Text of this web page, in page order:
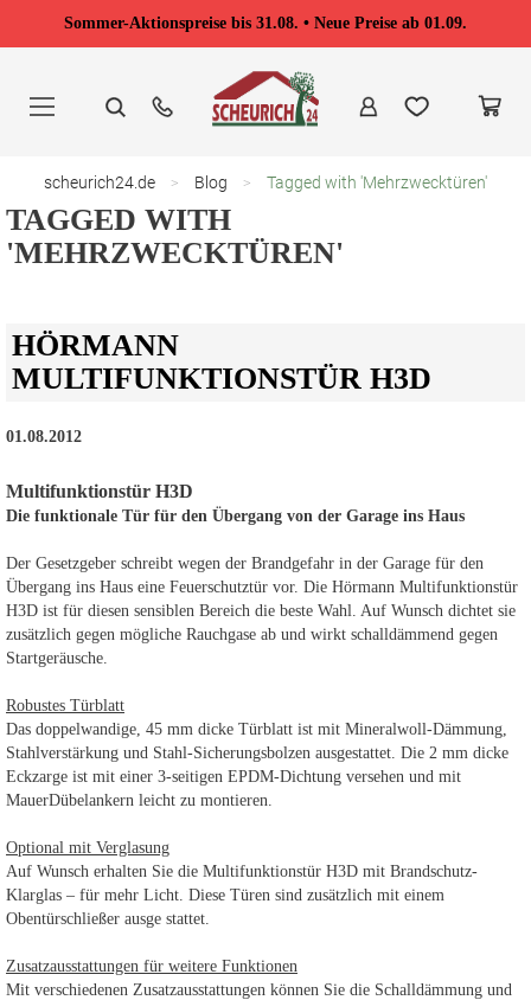
Sommer-Aktionspreise bis 31.08. • Neue Preise ab 01.09.
springen
scheurich24.de Blog Tagged with 'Mehrzwecktüren'
TAGGED WITH
'MEHRZWECKTÜREN'
HÖRMANN
MULTIFUNKTIONSTÜR H3D
01.08.2012
Multifunktionstür H3D
Die funktionale Tür für den Übergang von der Garage ins Haus
Der Gesetzgeber schreibt wegen der Brandgefahr in der Garage für den
Übergang ins Haus eine Feuerschutztür vor. Die Hörmann Multifunktionstür
H3D ist für diesen sensiblen Bereich die beste Wahl. Auf Wunsch dichtet sie
zusätzlich gegen mögliche Rauchgase ab und wirkt schalldämmend gegen
Startgeräusche.
Robustes Türblatt
Das doppelwandige, 45 mm dicke Türblatt ist mit Mineralwoll-Dämmung,
Stahlverstärkung und Stahl-Sicherungsbolzen ausgestattet. Die 2 mm dicke
Eckzarge ist mit einer 3-seitigen EPDM-Dichtung versehen und mit
MauerDübelankern leicht zu montieren.
Optional mit Verglasung
Auf Wunsch erhalten Sie die Multifunktionstür H3D mit Brandschutz-
Klarglas – für mehr Licht. Diese Türen sind zusätzlich mit einem
Obentürschließer ausge stattet.
Zusatzausstattungen für weitere Funktionen
Mit verschiedenen Zusatzausstattungen können Sie die Schalldämmung und